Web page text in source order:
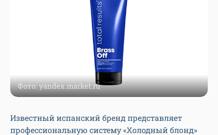
Фото: yandex.market.ru
Известный испанский бренд представляет
профессиональную систему «Холодный блонд»